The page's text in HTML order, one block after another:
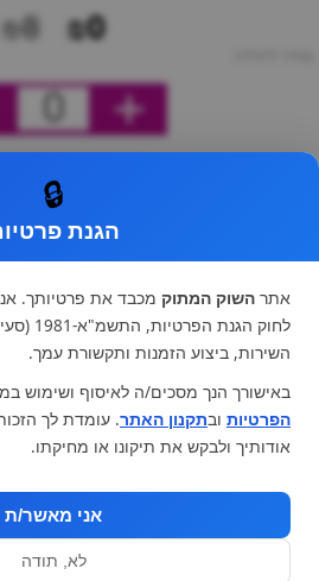
₪0
₪8
0
🔒
הגנת
אתר השוק המתוק מכבד את פרטיותך.
השירות, ביצוע הזמנות ותקשורת עמך.
באישורך הנך מסכים/ה לאיסוף ושימוש
הפרטיות ובתקנון האתר. עומדת לך
אודותיך ולבקש את תיקונו או מחיקתו.
אני מאשר/ת
לא, תודה